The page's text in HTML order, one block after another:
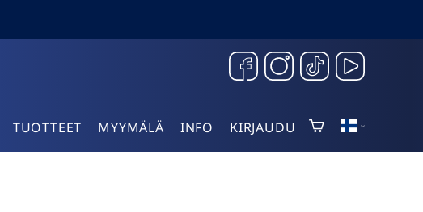
TUOTTEET MYYMÄLÄ INFO KIRJAUDU